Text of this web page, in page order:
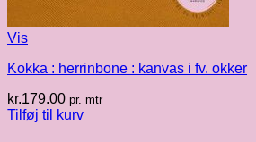
Vis
Kokka : herrinbone : kanvas i fv. okker
kr.179.00 pr. mtr
Tilføj til kurv